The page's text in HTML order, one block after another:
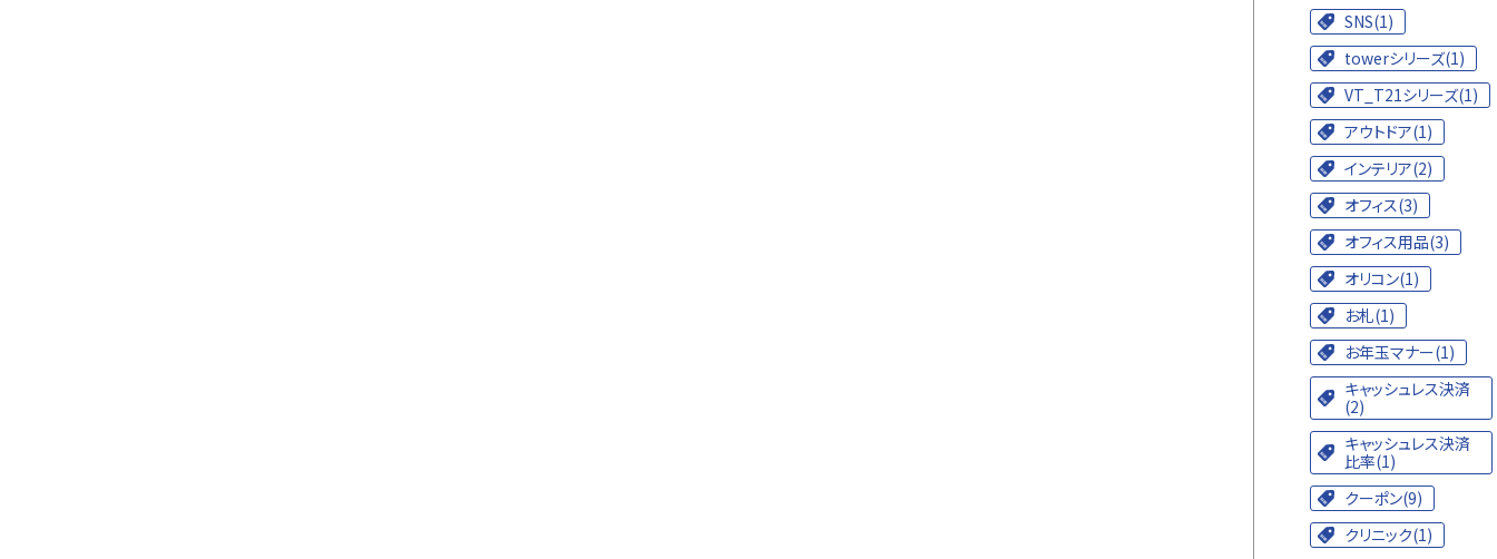
SNS(1)
towerシリーズ(1)
VT_T21シリーズ(1)
アウトドア(1)
インテリア(2)
オフィス(3)
オフィス用品(3)
オリコン(1)
お札(1)
お年玉マナー(1)
キャッシュレス決済
(2)
キャッシュレス決済
比率(1)
クーポン(9)
クリニック(1)